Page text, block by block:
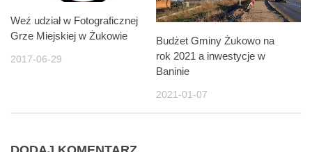
Weź udział w Fotograficznej
Grze Miejskiej w Żukowie
2017-06-29
Budżet Gminy Żukowo na
rok 2021 a inwestycje w
Baninie
2021-01-07